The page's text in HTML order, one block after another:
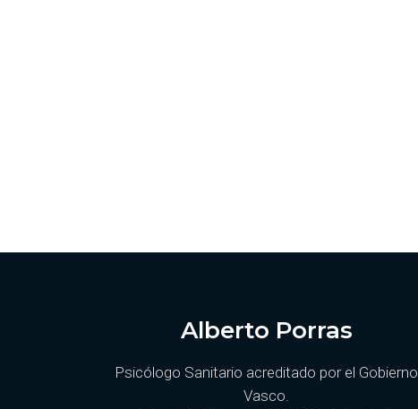
Alberto Porras
Psicólogo Sanitario acreditado por el Gobierno
Vasco.